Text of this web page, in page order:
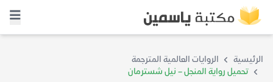
الرئيسية
الروايات العالمية المترجمة
تحميل رواية المنجل – نيل شسترمان